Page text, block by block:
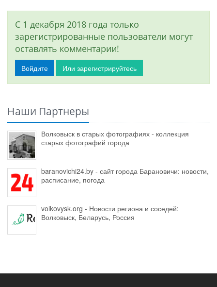
С 1 декабря 2018 года только
зарегистрированные пользователи могут
оставлять комментарии!
Войдите Или зарегистрируйтесь
Наши Партнеры
Волковыск в старых фотографиях - коллекция
старых фотографий города
baranovichi24.by - сайт города Барановичи: новости,
расписание, погода
volkovysk.org - Новости региона и соседей:
Волковыск, Беларусь, Россия